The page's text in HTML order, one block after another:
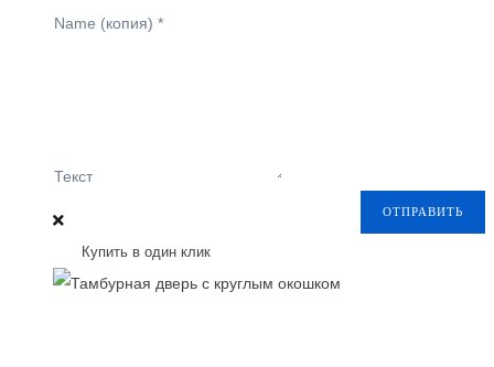
Name (копия) *
Текст
ОТПРАВИТЬ
Купить в один клик